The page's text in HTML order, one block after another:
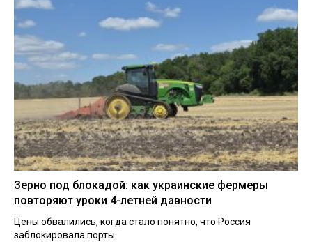
Зерно под блокадой: как украинские фермеры
повторяют уроки 4-летней давности
Цены обвалились, когда стало понятно, что Россия
заблокировала порты